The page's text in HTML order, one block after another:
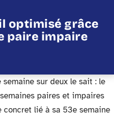
optimisé grâce
paire impaire
sur deux le sait : le
paires et impaires
concret lié à sa 53e semaine